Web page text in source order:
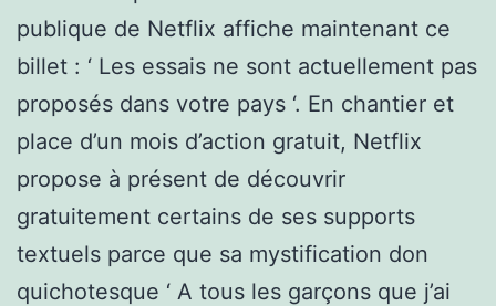
publique de Netflix affiche maintenant ce
billet : ‘ Les essais ne sont actuellement pas
proposés dans votre pays ‘. En chantier et
place d’un mois d’action gratuit, Netflix
propose à présent de découvrir
gratuitement certains de ses supports
textuels parce que sa mystification don
quichotesque ‘ A tous les garçons que j’ai